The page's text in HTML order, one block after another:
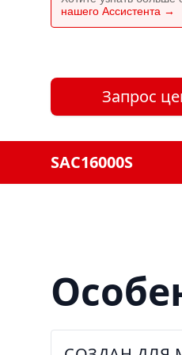
нашего Ассистента →
Запрос
SAC16000S